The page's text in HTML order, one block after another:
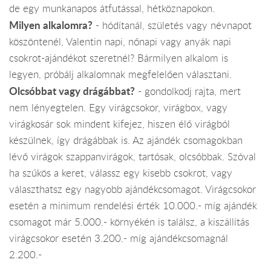
de egy munkanapos átfutással, hétköznapokon.
Milyen alkalomra? - hódítanál, születés vagy névnapot
köszöntenél, Valentin napi, nőnapi vagy anyák napi
csokrot-ajándékot szeretnél? Bármilyen alkalom is
legyen, próbálj alkalomnak megfelelően választani.
Olcsóbbat vagy drágábbat? - gondolkodj rajta, mert
nem lényegtelen. Egy virágcsokor, virágbox, vagy
virágkosár sok mindent kifejez, hiszen élő virágból
készülnek, így drágábbak is. Az ajándék csomagokban
lévő virágok szappanvirágok, tartósak, olcsóbbak. Szóval
ha szűkös a keret, válassz egy kisebb csokrot, vagy
választhatsz egy nagyobb ajándékcsomagot. Virágcsokor
esetén a minimum rendelési érték 10.000.- míg ajándék
csomagot már 5.000.- környékén is találsz, a kiszállítás
virágcsokor esetén 3.200.- míg ajándékcsomagnál
2.200.-